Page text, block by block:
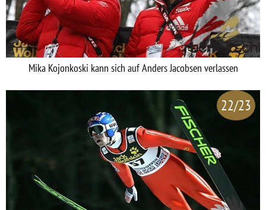
Mika Kojonkoski kann sich auf Anders Jacobsen verlassen
22/23